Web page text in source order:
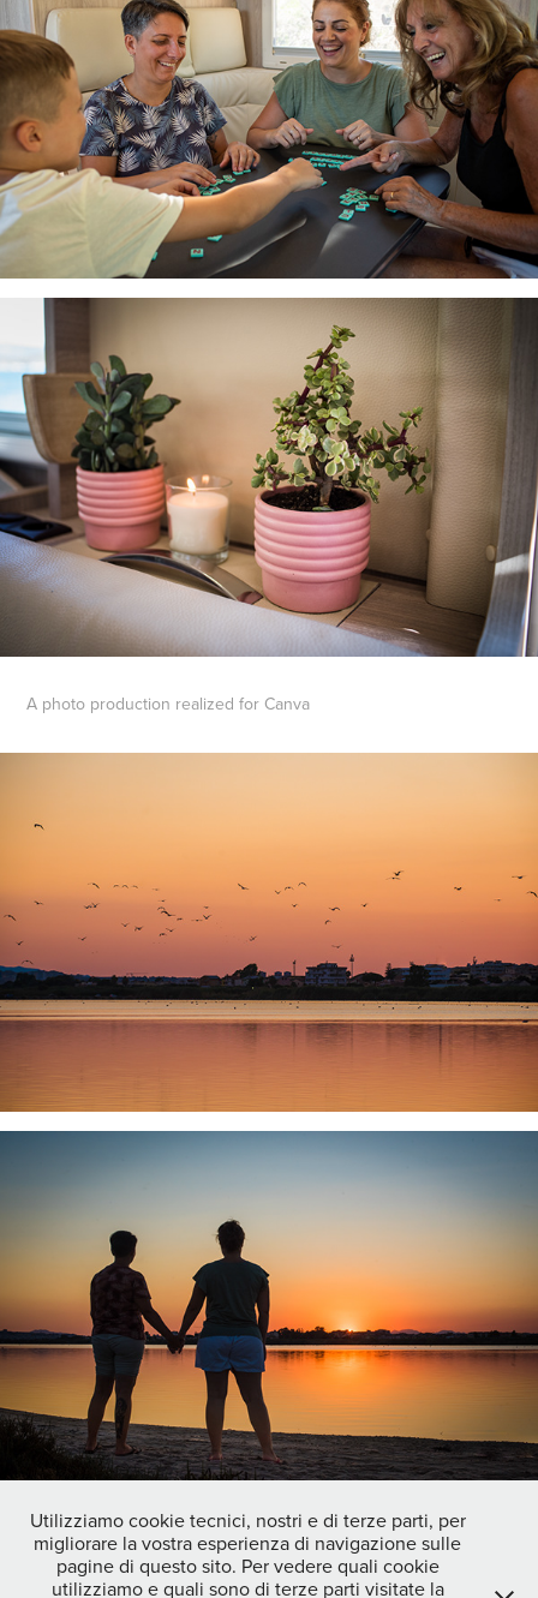
A photo production realized for Canva
↑ Back to Top
Utilizziamo cookie tecnici, nostri e di terze parti, per
migliorare la vostra esperienza di navigazione sulle
pagine di questo sito. Per vedere quali cookie
utilizziamo e quali sono di terze parti visitate la